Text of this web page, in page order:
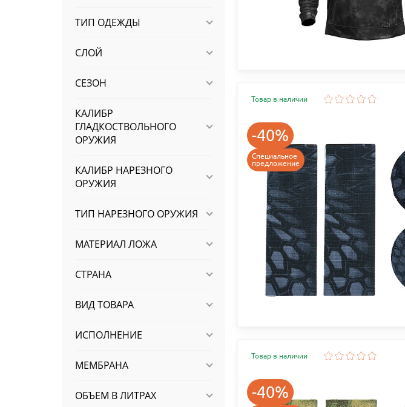
ТИП ОДЕЖДЫ
СЛОЙ
СЕЗОН
КАЛИБР
ГЛАДКОСТВОЛЬНОГО
ОРУЖИЯ
КАЛИБР НАРЕЗНОГО
ОРУЖИЯ
ТИП НАРЕЗНОГО ОРУЖИЯ
МАТЕРИАЛ ЛОЖА
СТРАНА
ВИД ТОВАРА
ИСПОЛНЕНИЕ
МЕМБРАНА
ОБЪЕМ В ЛИТРАХ
Товар в наличии
-40%
Специальное
предложение
Товар в наличии
-40%